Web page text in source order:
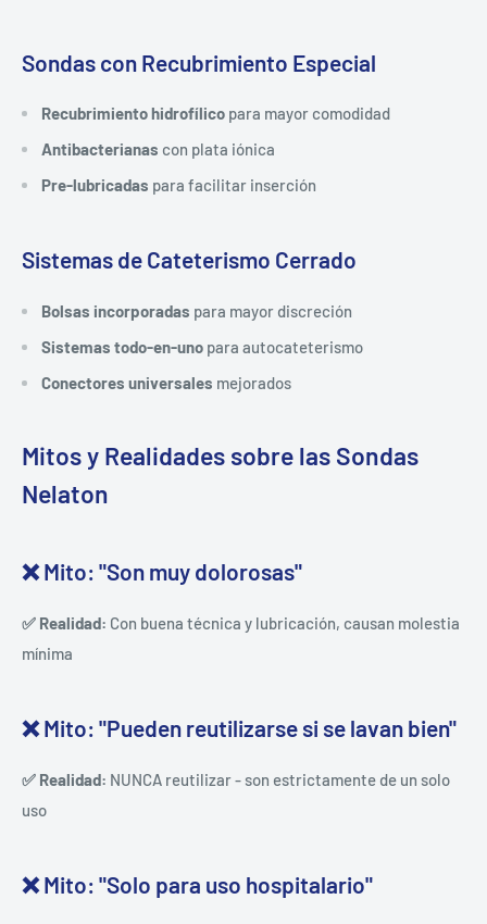
Sondas con Recubrimiento Especial
Recubrimiento hidrofílico para mayor comodidad
Antibacterianas con plata iónica
Pre-lubricadas para facilitar inserción
Sistemas de Cateterismo Cerrado
Bolsas incorporadas para mayor discreción
Sistemas todo-en-uno para autocateterismo
Conectores universales mejorados
Mitos y Realidades sobre las Sondas
Nelaton
❌ Mito: "Son muy dolorosas"
✅ Realidad: Con buena técnica y lubricación, causan molestia
mínima
❌ Mito: "Pueden reutilizarse si se lavan bien"
✅ Realidad: NUNCA reutilizar - son estrictamente de un solo
uso
❌ Mito: "Solo para uso hospitalario"